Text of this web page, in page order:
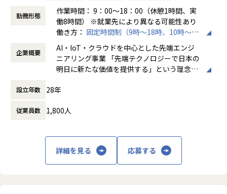
◆プロジェクト例
公共・自治体向け「電子申請・ポータルサイト」の開発
金融・保険業界の「インターネットバンキング」刷新
製造・物流現場の「タブレット・スマホ向けアプリ」開発
バス・鉄道の「リアルタイム運行管理」システム開発
AIを活用した「需要予測・自動発注」システム開発
自治体基幹システム開発（標準化対応） など
※地元密着主義のため、地元の大手企業でのプロジェクトを
前提としています。
★転勤がない会社
地域愛採用を行っているため、基本的にご自宅から通える
勤務形態
作業時間： 9：00～18：00（休憩1時間、実
働8時間） ※就業先により異なる可能性あり
働き方： 固定時間制（9時～18時、10時～19
時間外労働の有無： 有（月平均20時間～30
時間）
休憩時間： 60分
企業概要
AI・IoT・クラウドを中心とした先端エンジ
ニアリング事業 「先端テクノロジーで日本の
明日に新たな価値を提供する」という理念を
た先端テクノロジーの中で「ジャパニアスだ
アリング業界から必要とされ続ける会社を目
設立年数 28年
従業員数 1,800人
詳細を見る 応募する